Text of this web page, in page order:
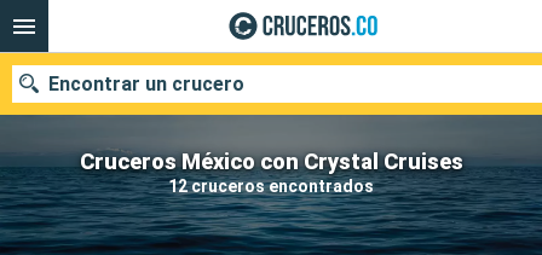
Cruceros México con Crystal Cruises
12 cruceros encontrados
Encontrar un crucero
Fecha de salida